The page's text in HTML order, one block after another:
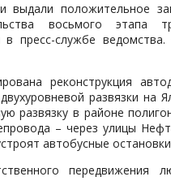
выдали положительное
восьмого этапа
пресс-службе
реконструкция
развязки на
развязку в районе
– через улицы
автобусные
передвижения